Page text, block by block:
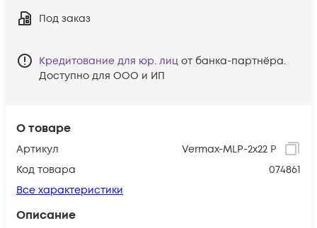
О товаре
Артикул
Vermax-MLP-2x22 P
Код товара
074861
Все характеристики
Описание
Под заказ
Кредитование для юр. лиц от банка-партнёра.
Доступно для ООО и ИП